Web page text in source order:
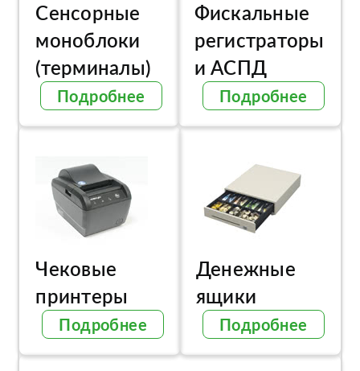
Сенсорные
моноблоки
(терминалы)
Подробнее
Фискальные
регистраторы
и АСПД
Подробнее
Чековые
принтеры
Подробнее
Денежные
ящики
Подробнее